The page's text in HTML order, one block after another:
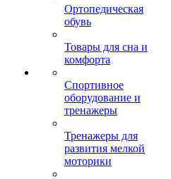
Ортопедическая
обувь
Товары для сна и
комфорта
Спортивное
оборудование и
тренажеры
Тренажеры для
развития мелкой
моторики